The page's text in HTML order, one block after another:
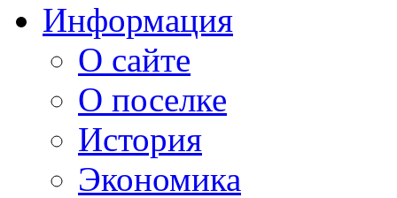
Информация
О сайте
О поселке
История
Экономика